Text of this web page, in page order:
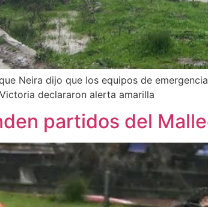
Neira dijo que los equipos de
declararon alerta amarilla
partidos del